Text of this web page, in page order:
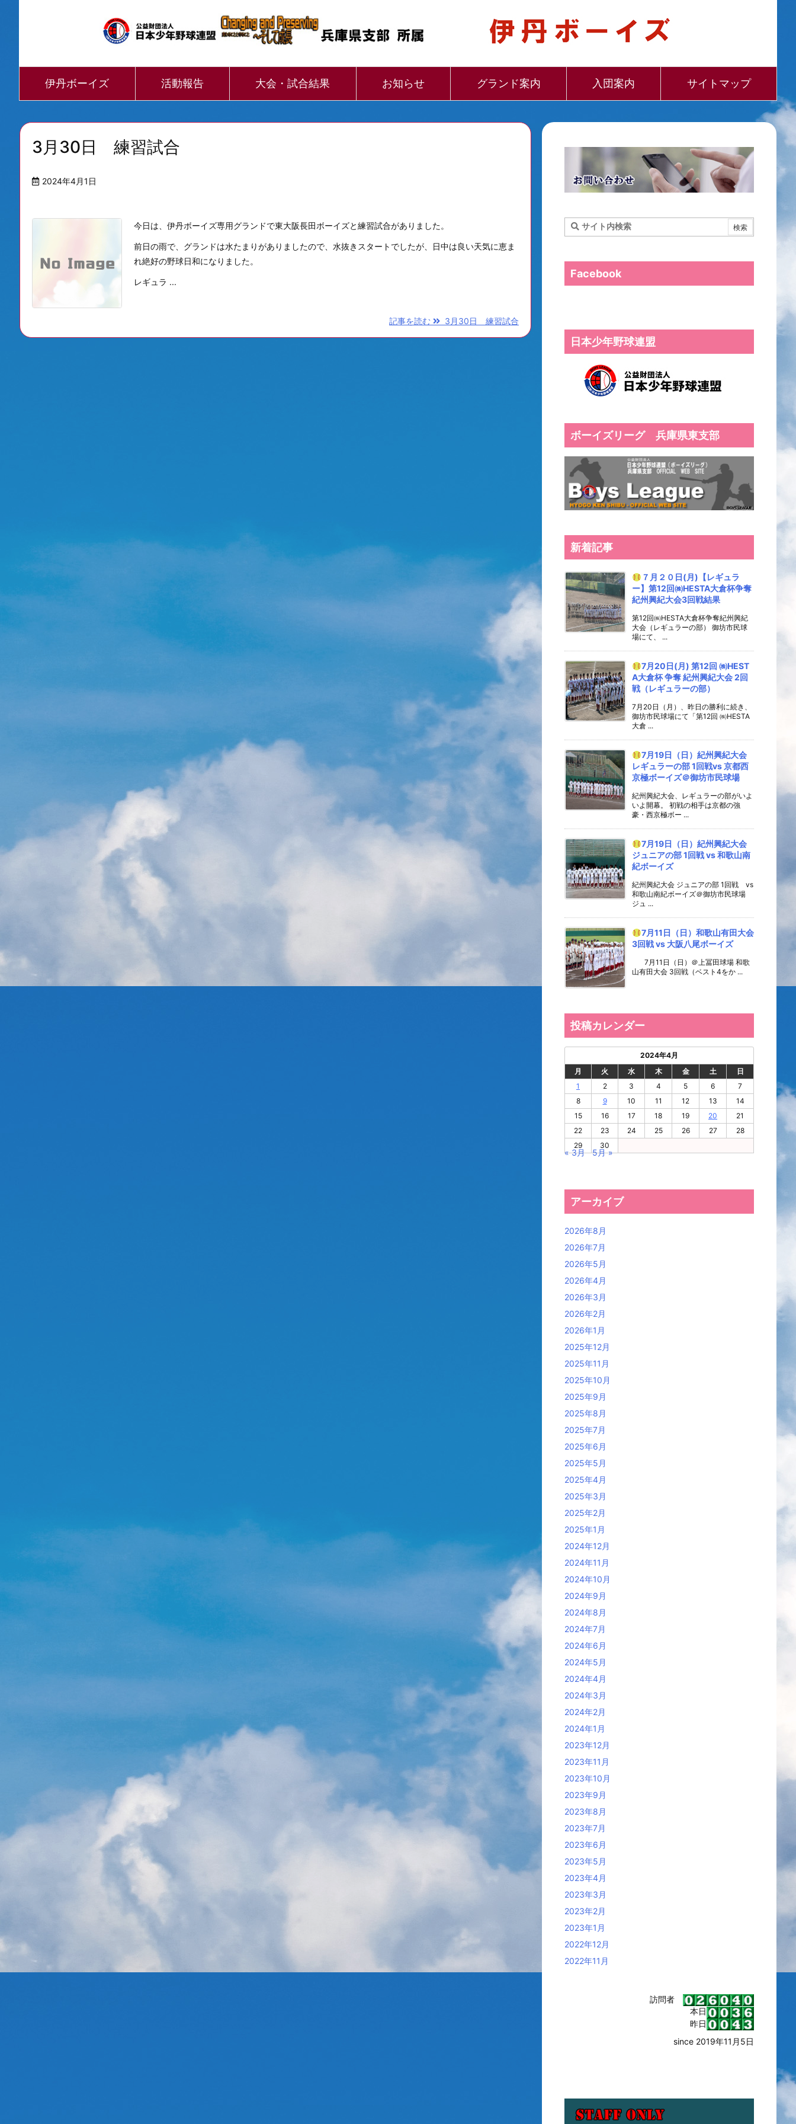
伊丹ボーイズ 活動報告 大会・試合結果 お知らせ グランド案内 入団案内 サイトマップ
3月30日 練習試合
2024年4月1日
今日は、伊丹ボーイズ専用グランドで東大阪長田ボーイズと練習試合がありました。
前日の雨で、グランドは水たまりがありましたので、水抜きスタートでしたが、日中は良い天気に恵ま
れ絶好の野球日和になりました。
レギュラ ...
記事を読む 3月30日 練習試合
Facebook
日本少年野球連盟
ボーイズリーグ 兵庫県東支部
新着記事
７月２０日(月)【レギュラ
ー】第12回㈱HESTA大倉杯争奪
紀州興紀大会3回戦結果
第12回㈱HESTA大倉杯争奪紀州興紀
大会（レギュラーの部） 御坊市民球
場にて、 ...
7月20日(月) 第12回 ㈱HEST
A大倉杯 争奪 紀州興紀大会 2回
戦（レギュラーの部）
7月20日（月）、昨日の勝利に続き、
御坊市民球場にて「第12回 ㈱HESTA
大倉 ...
7月19日（日）紀州興紀大会
レギュラーの部 1回戦vs 京都西
京極ボーイズ＠御坊市民球場
紀州興紀大会、レギュラーの部がいよ
いよ開幕。 初戦の相手は京都の強
豪・西京極ボー ...
7月19日（日）紀州興紀大会
ジュニアの部 1回戦 vs 和歌山南
紀ボーイズ
紀州興紀大会 ジュニアの部 1回戦 vs
和歌山南紀ボーイズ＠御坊市民球場
ジュ ...
7月11日（日）和歌山有田大会
3回戦 vs 大阪八尾ボーイズ
7月11日（日）＠上冨田球場 和歌
山有田大会 3回戦（ベスト4をか ...
投稿カレンダー
2024年4月
月
火 水 木 金 土
日
1
2 3 4 5 6
7
8
9 10 11 12 13
14
15
16 17 18 19 20
21
22
23 24 25 26 27
28
29
30
« 3月 5月 »
アーカイブ
2026年8月
2026年7月
2026年5月
2026年4月
2026年3月
2026年2月
2026年1月
2025年12月
2025年11月
2025年10月
2025年9月
2025年8月
2025年7月
2025年6月
2025年5月
2025年4月
2025年3月
2025年2月
2025年1月
2024年12月
2024年11月
2024年10月
2024年9月
2024年8月
2024年7月
2024年6月
2024年5月
2024年4月
2024年3月
2024年2月
2024年1月
2023年12月
2023年11月
2023年10月
2023年9月
2023年8月
2023年7月
2023年6月
2023年5月
2023年4月
2023年3月
2023年2月
2023年1月
2022年12月
2022年11月
訪問者
本日
昨日
since 2019年11月5日